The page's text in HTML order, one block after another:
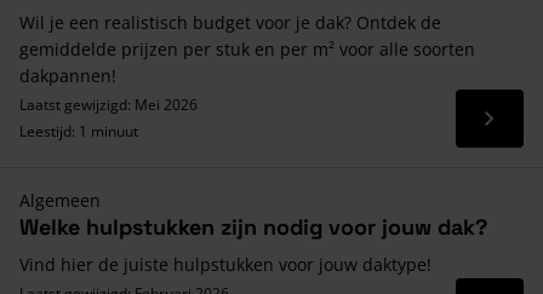
Wil je een realistisch budget voor je dak? Ontdek de
gemiddelde prijzen per stuk en per m² voor alle soorten
dakpannen!
Laatst gewijzigd: Mei 2026
Leestijd: 1 minuut
Lees
Algemeen
Welke hulpstukken zijn nodig voor jouw dak?
Vind hier de juiste hulpstukken voor jouw daktype!